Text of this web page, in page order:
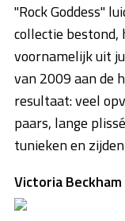
"Rock Goddess"
collectie bestond,
voornamelijk uit
van 2009 aan de
resultaat: veel
paars, lange
tunieken en
Victoria Beckham